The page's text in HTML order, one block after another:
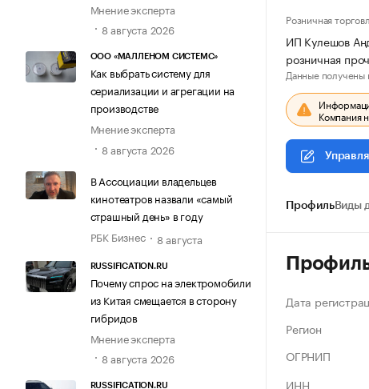
Мнение эксперта
8 августа 2026
ООО «МАЛЛЕНОМ СИСТЕМС»
Как выбрать систему для
сериализации и агрегации на
производстве
Мнение эксперта
8 августа 2026
В Ассоциации владельцев
кинотеатров назвали «самый
страшный день» в году
РБК Бизнес
8 августа
RUSSIFICATION.RU
Почему спрос на электромобили
из Китая смещается в сторону
гибридов
Мнение эксперта
8 августа 2026
RUSSIFICATION.RU
Розничная
ИП Кулешов
розничная
Данные получены
Компания
ПрофильВиды
Дата
Регион
ОГРНИП
ИНН